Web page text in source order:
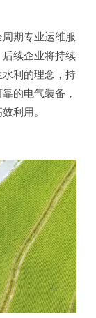
期专业运维服
续企业将持续
利的理念，持
的电气装备，
利用。